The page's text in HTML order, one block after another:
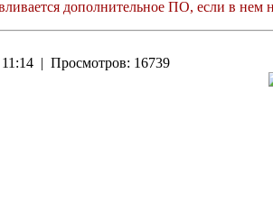
дополнительное ПО, если в нем
| Просмотров: 16739